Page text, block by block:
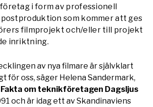
i form av professionell
som kommer att ges
filmprojekt och/eller till projekt
inriktning.
av nya filmare är självklart
för oss, säger Helena Sandermark,
Fakta om teknikföretagen Dagsljus
och är idag ett av Skandinaviens